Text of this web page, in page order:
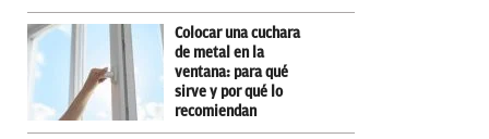
Colocar una cuchara
de metal en la
ventana: para qué
sirve y por qué lo
recomiendan